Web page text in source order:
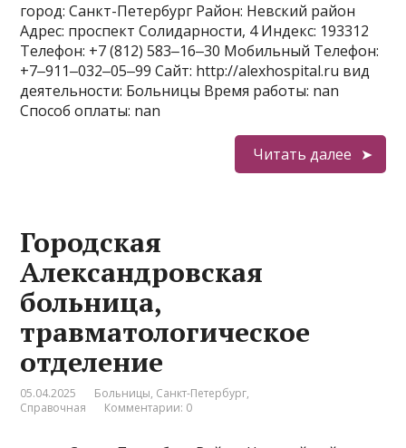
город: Санкт-Петербург Район: Невский район
Адрес: проспект Солидарности, 4 Индекс: 193312
Телефон: +7 (812) 583‒16‒30 Мобильный Телефон:
+7‒911‒032‒05‒99 Сайт: http://alexhospital.ru вид
деятельности: Больницы Время работы: nan
Способ оплаты: nan
Читать далее
Городская
Александровская
больница,
травматологическое
отделение
05.04.2025 Больницы, Санкт-Петербург,
Справочная
Комментарии: 0